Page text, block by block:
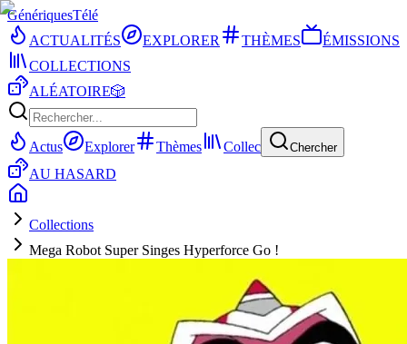
GénériquesTélé
ACTUALITÉS
EXPLORER THÈMES
ÉMISSIONS
COLLECTIONS
ALÉATOIRE🎲
Actus Explorer Thèmes Collec Chercher
AU HASARD
Collections
Mega Robot Super Singes Hyperforce Go !